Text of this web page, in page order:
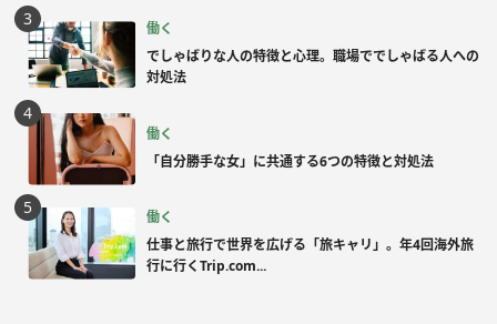
働く
でしゃばりな人の特徴と心理。職場ででしゃばる人への
対処法
働く
「自分勝手な女」に共通する6つの特徴と対処法
働く
仕事と旅行で世界を広げる「旅キャリ」。年4回海外旅
行に行くTrip.com...